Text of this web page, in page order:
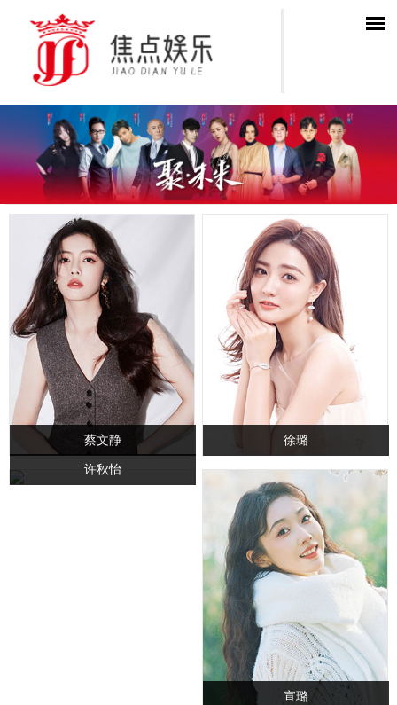
蔡文静 徐璐
许秋怡
宣璐